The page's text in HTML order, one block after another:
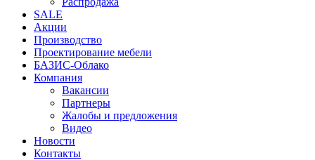
SALE
Акции
Производство
Проектирование мебели
БАЗИС-Облако
Компания
Вакансии
Партнеры
Жалобы и предложения
Видео
Новости
Контакты